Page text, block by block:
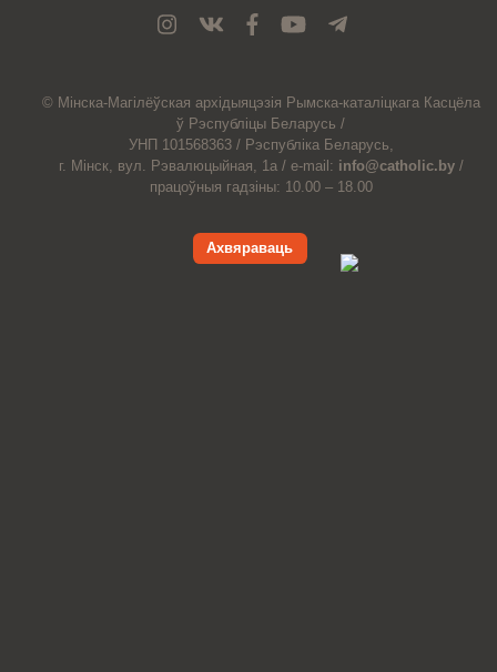
© Мiнска-Магiлёўская архiдыяцэзiя Рымска-каталіцкага Касцёла
ў Рэспубліцы Беларусь /
УНП 101568363 / Рэспубліка Беларусь,
г. Мінск, вул. Рэвалюцыйная, 1а / e-mail: info@catholic.by /
працоўныя гадзіны: 10.00 – 18.00
Ахвяраваць